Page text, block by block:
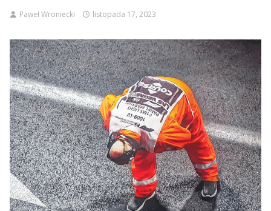
Paweł Wroniecki listopada 17, 2023